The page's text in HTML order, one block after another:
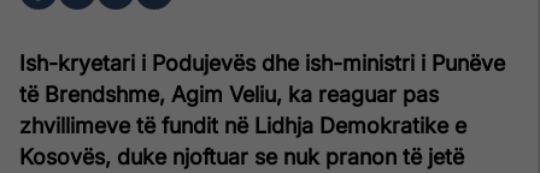
Ish-kryetari i Podujevës dhe ish-ministri i Punëve
të Brendshme, Agim Veliu, ka reaguar pas
zhvillimeve të fundit në Lidhja Demokratike e
Kosovës, duke njoftuar se nuk pranon të jetë